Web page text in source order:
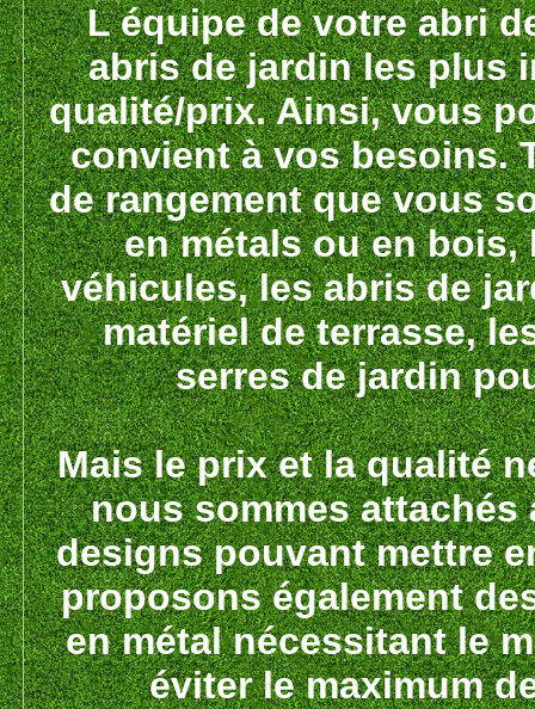
L équipe de votre abri
abris de jardin les plus
qualité/prix. Ainsi, vous
convient à vos besoins.
de rangement que vous
en métals ou en
véhicules, les abris de
matériel de terrasse,
serres de jardin
Mais le prix et la qualité
nous sommes
designs pouvant mettre
proposons également
en métal nécessitant le
éviter le maximum